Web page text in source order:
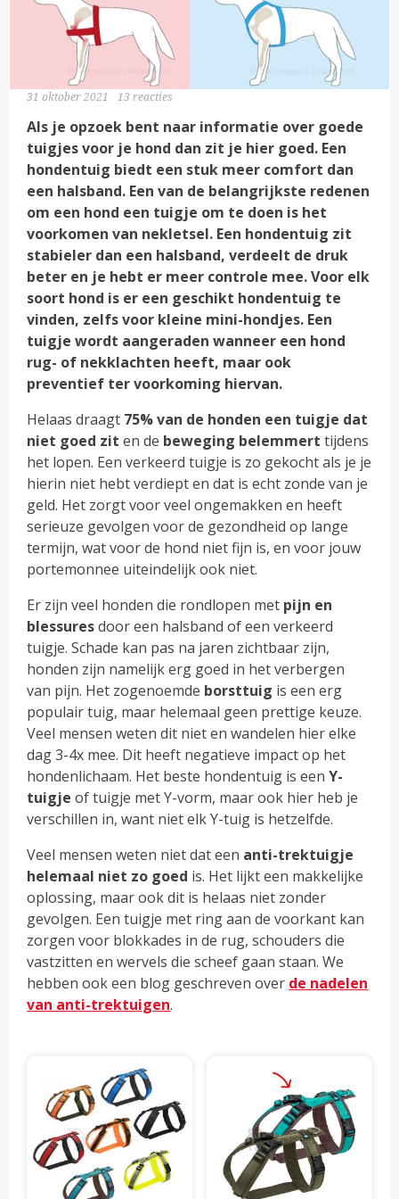
31 oktober 2021 13 reacties
Als je opzoek bent naar informatie over goede
tuigjes voor je hond dan zit je hier goed. Een
hondentuig biedt een stuk meer comfort dan
een halsband. Een van de belangrijkste redenen
om een hond een tuigje om te doen is het
voorkomen van nekletsel. Een hondentuig zit
stabieler dan een halsband, verdeelt de druk
beter en je hebt er meer controle mee. Voor elk
soort hond is er een geschikt hondentuig te
vinden, zelfs voor kleine mini-hondjes. Een
tuigje wordt aangeraden wanneer een hond
rug- of nekklachten heeft, maar ook
preventief ter voorkoming hiervan.
Helaas draagt 75% van de honden een tuigje dat
niet goed zit en de beweging belemmert tijdens
het lopen. Een verkeerd tuigje is zo gekocht als je je
hierin niet hebt verdiept en dat is echt zonde van je
geld. Het zorgt voor veel ongemakken en heeft
serieuze gevolgen voor de gezondheid op lange
termijn, wat voor de hond niet fijn is, en voor jouw
portemonnee uiteindelijk ook niet.
Er zijn veel honden die rondlopen met pijn en
blessuresdoor een halsband of een verkeerd
tuigje. Schade kan pas na jaren zichtbaar zijn,
honden zijn namelijk erg goed in het verbergen
van pijn. Het zogenoemde borsttuig is een erg
populair tuig, maar helemaal geen prettige keuze.
Veel mensen weten dit niet en wandelen hier elke
dag 3-4x mee. Dit heeft negatieve impact op het
hondenlichaam. Het beste hondentuig is eenY-
tuigje of tuigje met Y-vorm, maar ook hier heb je
verschillen in, want niet elk Y-tuig is hetzelfde.
Veel mensen weten niet dat een anti-trektuigje
helemaal niet zo goed is. Het lijkt een makkelijke
oplossing, maar ook dit is helaas niet zonder
gevolgen. Een tuigje met ring aan de voorkant kan
zorgen voor blokkades in de rug, schouders die
vastzitten en wervels die scheef gaan staan. We
hebben ook een blog geschreven over de nadelen
van anti-trektuigen.
meerdere
variaties.
Deze